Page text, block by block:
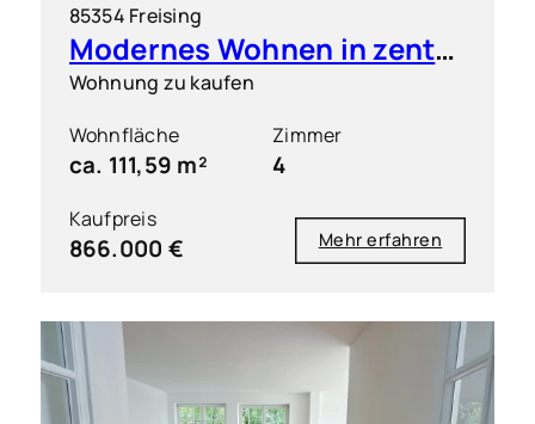
85354 Freising
Modernes Wohnen in zentraler Bestlage von Freising inkl. 2 TG-Stellplätze
Wohnung zu kaufen
Wohnfläche
ca. 111,59 m²
Zimmer
4
Kaufpreis
866.000 € Mehr erfahren